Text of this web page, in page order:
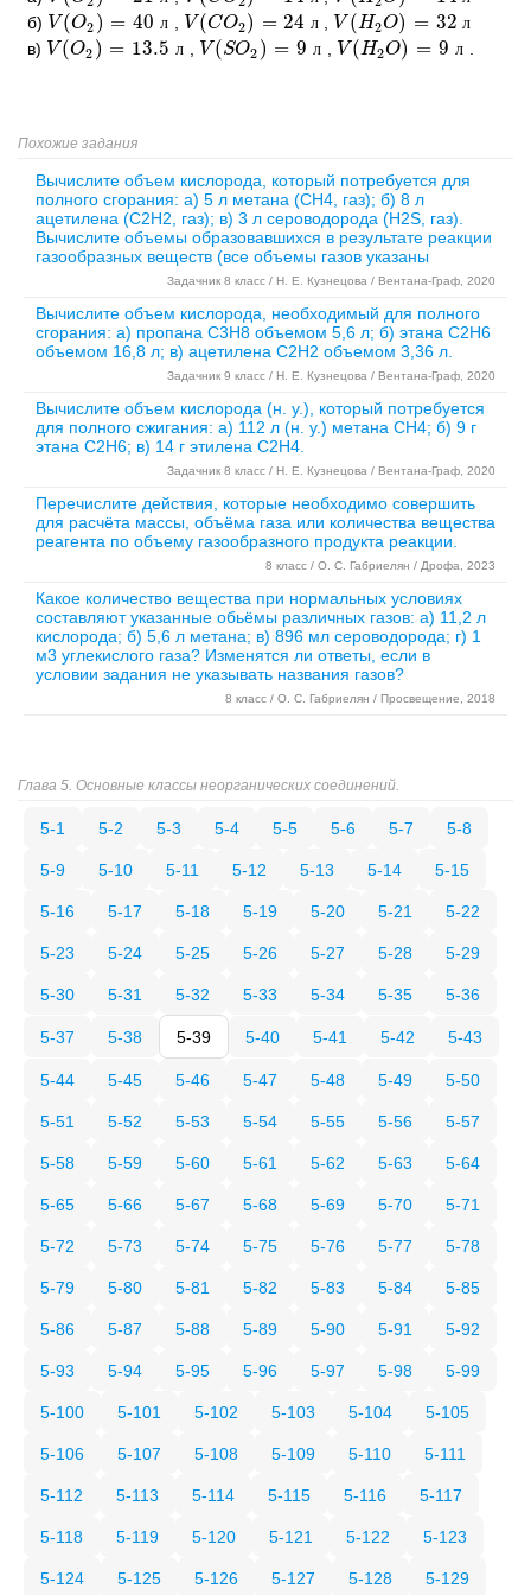
б) V (O2 ) = 40 л
V(O2)= 40л V(CO2) = 24 л
V(CO2)=24л V (H2O) = 32 л
V( H2O)=32л
в) V (O2 ) = 13.5 л
V(O2)= 13.5л V(SO2 ) = 9 л
V(SO2)=9 л V(H2O) = 9 л
V(H2O)=9 л
Похожие задания
Вычислите объем кислорода, который потребуется для
полного сгорания: а) 5 л метана (CH4, газ); б) 8 л
ацетилена (C2H2, газ); в) 3 л сероводорода (H2S, газ).
Вычислите объемы образовавшихся в результате реакции
газообразных веществ (все объемы газов указаны
Задачник 8 класс / Н. Е. Кузнецова / Вентана-Граф, 2020
Вычислите объем кислорода, необходимый для полного
сгорания: а) пропана C3H8 объемом 5,6 л; б) этана C2H6
объемом 16,8 л; в) ацетилена C2H2 объемом 3,36 л.
Задачник 9 класс / Н. Е. Кузнецова / Вентана-Граф, 2020
Вычислите объем кислорода (н. у.), который потребуется
для полного сжигания: а) 112 л (н. у.) метана CH4; б) 9 г
этана C2H6; в) 14 г этилена C2H4.
Задачник 8 класс / Н. Е. Кузнецова / Вентана-Граф, 2020
Перечислите действия, которые необходимо совершить
для расчёта массы, объёма газа или количества вещества
реагента по объему газообразного продукта реакции.
8 класс / О. С. Габриелян / Дрофа, 2023
Какое количество вещества при нормальных условиях
составляют указанные обьёмы различных газов: а) 11,2 л
кислорода; б) 5,6 л метана; в) 896 мл сероводорода; г) 1
м3 углекислого газа? Изменятся ли ответы, если в
условии задания не указывать названия газов?
8 класс / О. С. Габриелян / Просвещение, 2018
Глава 5. Основные классы неорганических соединений.
5-1 5-2 5-3 5-4 5-5 5-6 5-7 5-8
5-9 5-10 5-11 5-12 5-13 5-14 5-15
5-16 5-17 5-18 5-19 5-20 5-21 5-22
5-23 5-24 5-25 5-26 5-27 5-28 5-29
5-30 5-31 5-32 5-33 5-34 5-35 5-36
5-37 5-38 5-39 5-40 5-41 5-42 5-43
5-44 5-45 5-46 5-47 5-48 5-49 5-50
5-51 5-52 5-53 5-54 5-55 5-56 5-57
5-58 5-59 5-60 5-61 5-62 5-63 5-64
5-65 5-66 5-67 5-68 5-69 5-70 5-71
5-72 5-73 5-74 5-75 5-76 5-77 5-78
5-79 5-80 5-81 5-82 5-83 5-84 5-85
5-86 5-87 5-88 5-89 5-90 5-91 5-92
5-93 5-94 5-95 5-96 5-97 5-98 5-99
5-100 5-101 5-102 5-103 5-104 5-105
5-106 5-107 5-108 5-109 5-110 5-111
5-112 5-113 5-114 5-115 5-116 5-117
5-118 5-119 5-120 5-121 5-122 5-123
5-124 5-125 5-126 5-127 5-128 5-129